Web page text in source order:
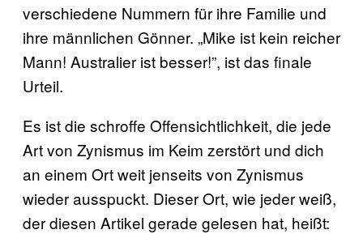
verschiedene Nummern für ihre Familie und
ihre männlichen Gönner. „Mike ist kein reicher
Mann! Australier ist besser!”, ist das finale
Urteil.
Es ist die schroffe Offensichtlichkeit, die jede
Art von Zynismus im Keim zerstört und dich
an einem Ort weit jenseits von Zynismus
wieder ausspuckt. Dieser Ort, wie jeder weiß,
der diesen Artikel gerade gelesen hat, heißt: